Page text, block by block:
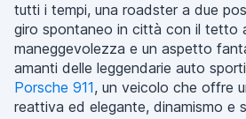
tutti i tempi, una roadster a due
giro spontaneo in città con il tetto
maneggevolezza e un aspetto
amanti delle leggendarie auto
Porsche 911, un veicolo che offre
reattiva ed elegante, dinamismo e